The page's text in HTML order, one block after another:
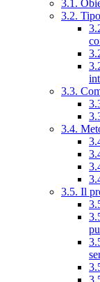
3.1.
3.2.
3.3.
3.4.
3.5. Il